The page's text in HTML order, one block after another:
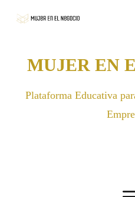
MUJER EN
Plataforma Educativa